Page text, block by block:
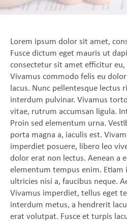
Lorem ipsum dolor sit amet,
Fusce dictum eget mauris ut
consectetur sit amet efficitur
Vivamus commodo felis eu
lacus. Nunc pellentesque lectus
interdum pulvinar. Vivamus
vitae, rutrum accumsan ligula.
Proin sed elementum urna.
porta magna a, iaculis est.
imperdiet posuere, libero leo
dolor erat non lectus. Aenean a
elementum tempus enim.
ultricies nisi a, faucibus neque.
Vivamus imperdiet, tellus eget
interdum metus, a hendrerit
erat volutpat. Fusce et turpis